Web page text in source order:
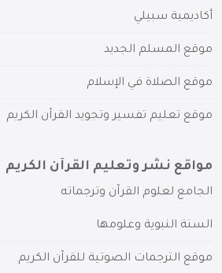
أكاديمية سبيلي
موقع المسلم الجديد
موقع الصلاة في الإسلام
موقع تعليم تفسير وتجويد القرآن الكريم
مواقع نشر وتعليم القرآن الكريم
الجامع لعلوم القرآن وترجماته
السنة النبوية وعلومها
موقع الترجمات الصوتية للقرآن الكريم